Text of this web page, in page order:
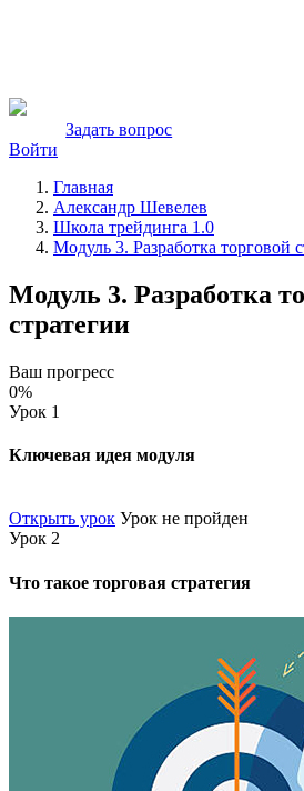
Задать вопрос
Войти
Главная
Александр Шевелев
Школа трейдинга 1.0
Модуль 3. Разработка торговой
Модуль 3. Разработка
стратегии
Ваш прогресс
0%
Урок 1
Ключевая идея модуля
Открыть урок Урок не пройден
Урок 2
Что такое торговая стратегия